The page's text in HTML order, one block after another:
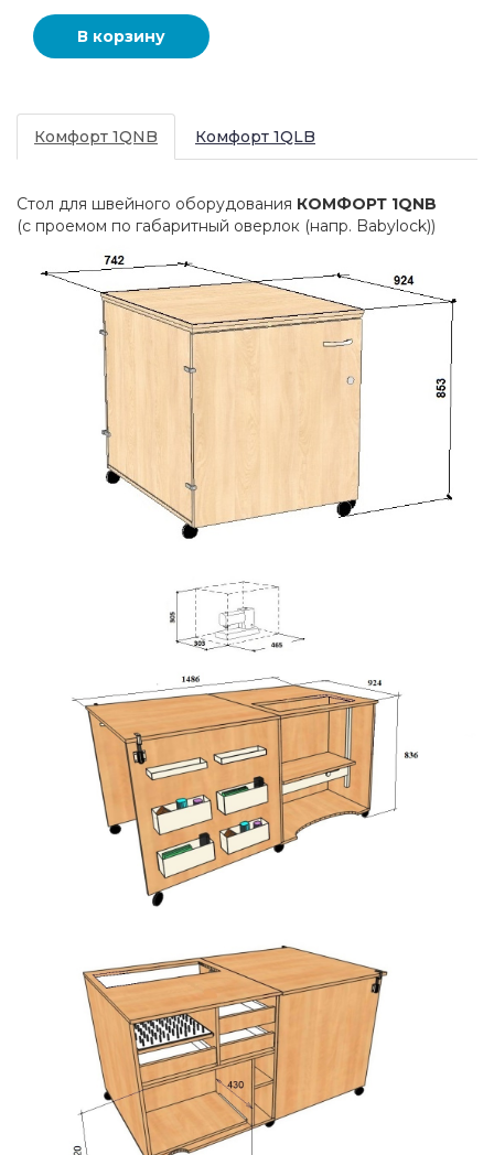
Комфорт 1QNB Комфорт 1QLB
Стол для швейного оборудования КОМФОРТ 1QNB
(с проемом по габаритный оверлок (напр. Babylock))